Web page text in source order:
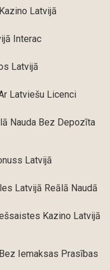
Latvijā
Interac
Latvijā
Latviešu Licenci
Nauda Bez Depozīta
Latvijā
Latvijā Reālā Naudā
Kazino Latvijā
Iemaksas Prasības